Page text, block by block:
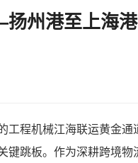
州港至上海港
工程机械江海联运黄金
跳板。作为深耕跨境物